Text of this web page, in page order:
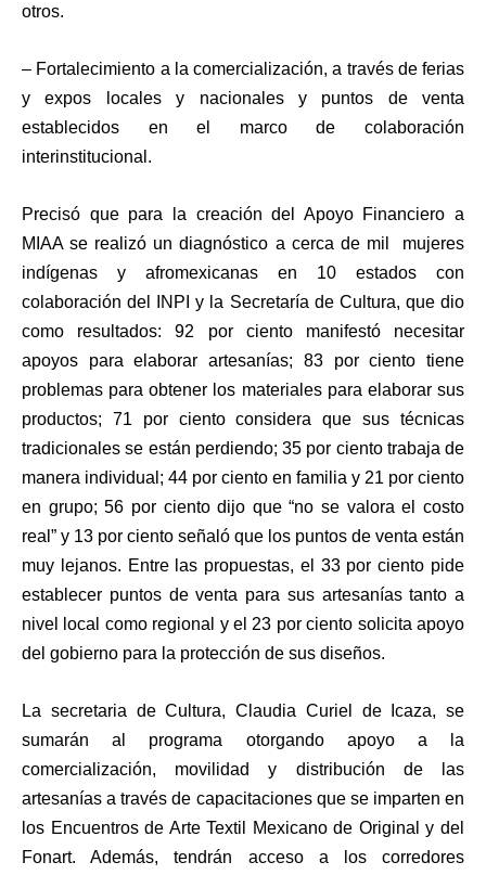
otros.
– Fortalecimiento a la comercialización, a través de ferias
y expos locales y nacionales y puntos de venta
establecidos en el marco de colaboración
interinstitucional.
Precisó que para la creación del Apoyo Financiero a
MIAA se realizó un diagnóstico a cerca de mil mujeres
indígenas y afromexicanas en 10 estados con
colaboración del INPI y la Secretaría de Cultura, que dio
como resultados: 92 por ciento manifestó necesitar
apoyos para elaborar artesanías; 83 por ciento tiene
problemas para obtener los materiales para elaborar sus
productos; 71 por ciento considera que sus técnicas
tradicionales se están perdiendo; 35 por ciento trabaja de
manera individual; 44 por ciento en familia y 21 por ciento
en grupo; 56 por ciento dijo que “no se valora el costo
real” y 13 por ciento señaló que los puntos de venta están
muy lejanos. Entre las propuestas, el 33 por ciento pide
establecer puntos de venta para sus artesanías tanto a
nivel local como regional y el 23 por ciento solicita apoyo
del gobierno para la protección de sus diseños.
La secretaria de Cultura, Claudia Curiel de Icaza, se
sumarán al programa otorgando apoyo a la
comercialización, movilidad y distribución de las
artesanías a través de capacitaciones que se imparten en
los Encuentros de Arte Textil Mexicano de Original y del
Fonart. Además, tendrán acceso a los corredores